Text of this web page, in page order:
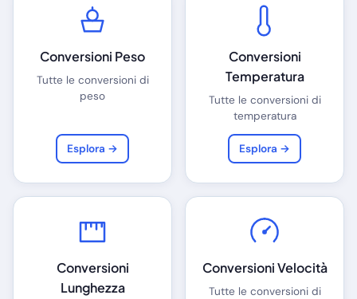
Conversioni Peso
Tutte le conversioni di
peso
Esplora →
Conversioni
Temperatura
Tutte le conversioni di
temperatura
Esplora →
Conversioni
Lunghezza
Conversioni Velocità
Tutte le conversioni di